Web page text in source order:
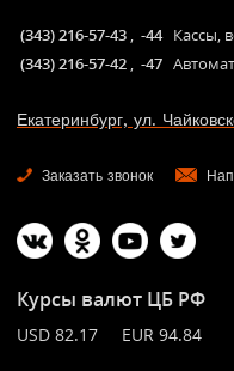
(343) 216-57-43 , -44 Кассы,
(343) 216-57-42 , -47
Екатеринбург, ул.
Заказать звонок
Курсы валют ЦБ РФ
USD 82.17 EUR 94.84